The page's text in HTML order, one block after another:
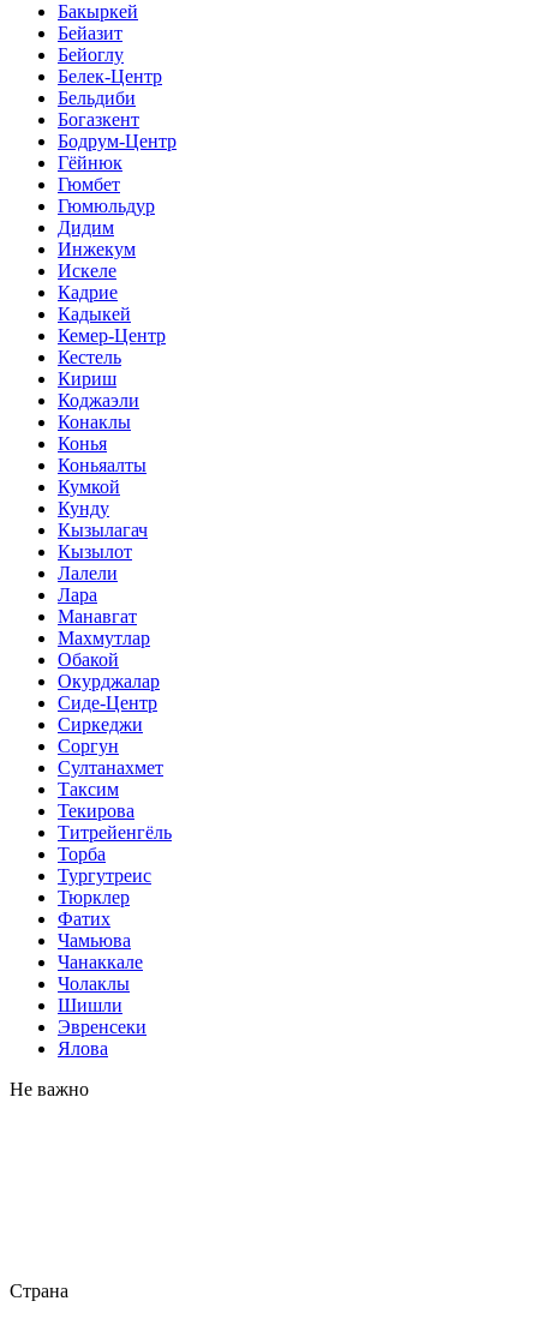
Бакыркей
Бейазит
Бейоглу
Белек-Центр
Бельдиби
Богазкент
Бодрум-Центр
Гёйнюк
Гюмбет
Гюмюльдур
Дидим
Инжекум
Искеле
Кадрие
Кадыкей
Кемер-Центр
Кестель
Кириш
Коджаэли
Конаклы
Конья
Коньяалты
Кумкой
Кунду
Кызылагач
Кызылот
Лалели
Лара
Манавгат
Махмутлар
Обакой
Окурджалар
Сиде-Центр
Сиркеджи
Соргун
Султанахмет
Таксим
Текирова
Титрейенгёль
Торба
Тургутреис
Тюрклер
Фатих
Чамьюва
Чанаккале
Чолаклы
Шишли
Эвренсеки
Ялова
Не важно
Страна